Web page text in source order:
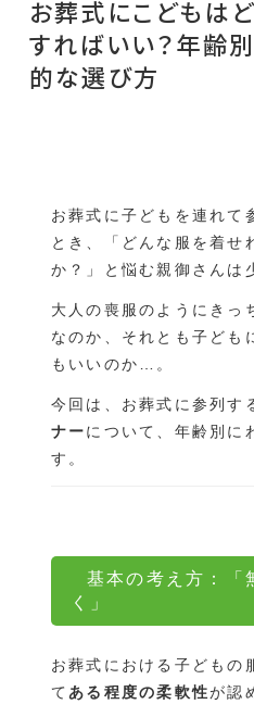
寺院葬について
［24時間
対応エ
福山・府中・尾道・三
お葬式にこどもは
すればいい？年齢
的な選び方
お葬式に子どもを連れて
とき、「どんな服を着せ
か？」と悩む親御さんは
大人の喪服のようにきっ
なのか、それとも子ども
もいいのか…。
今回は、お葬式に参列す
ナーについて、年齢別に
す。
基本の考え方：「
く」
お葬式における子どもの
て ある程度の柔軟性が認